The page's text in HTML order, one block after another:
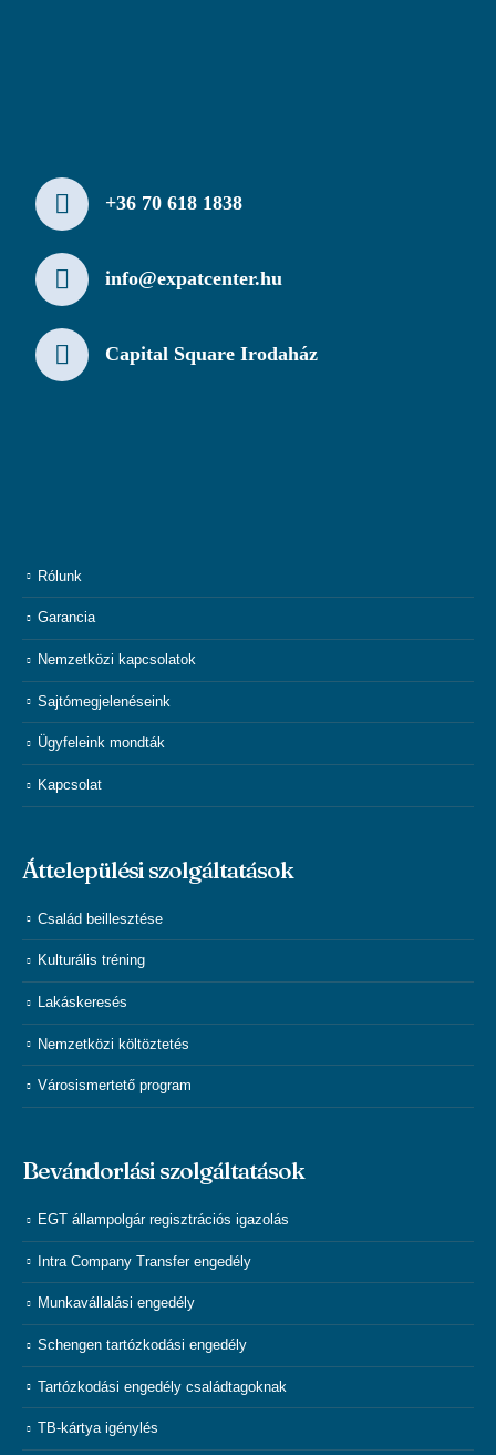
+36 70 618 1838
info@expatcenter.hu
Capital Square Irodaház
Rólunk
Garancia
Nemzetközi kapcsolatok
Sajtómegjelenéseink
Ügyfeleink mondták
Kapcsolat
Áttelepülési szolgáltatások
Család beillesztése
Kulturális tréning
Lakáskeresés
Nemzetközi költöztetés
Városismertető program
Bevándorlási szolgáltatások
EGT állampolgár regisztrációs igazolás
Intra Company Transfer engedély
Munkavállalási engedély
Schengen tartózkodási engedély
Tartózkodási engedély családtagoknak
TB-kártya igénylés